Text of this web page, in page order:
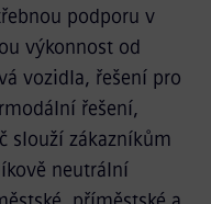
podporu v
výkonnost od
vozidla, řešení pro
řešení,
slouží zákazníkům
neutrální